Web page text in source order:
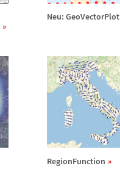
Neu: GeoVectorPlot
RegionFunction